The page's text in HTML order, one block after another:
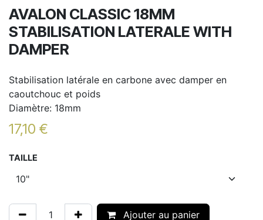
AVALON CLASSIC 18MM
STABILISATION LATERALE WITH
DAMPER
Stabilisation latérale en carbone avec damper en
caoutchouc et poids
Diamètre: 18mm
17,10 €
TAILLE
Ajouter au panier